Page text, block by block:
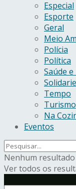
Especial
Esporte
Geral
Meio
Polícia
Política
Saúde e
Tempo
Turismo
Na
Eventos
Nenhum resultado
Ver todos os